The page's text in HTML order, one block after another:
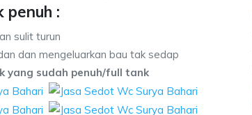
penuh :
sulit turun
dan mengeluarkan bau tak sedap
yang sudah penuh/full tank